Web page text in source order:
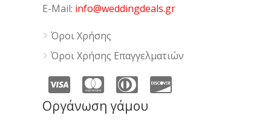
E-Mail: info@weddingdeals.gr
Όροι Χρήσης
Όροι Χρήσης Επαγγελματιών
Οργάνωση γάμου